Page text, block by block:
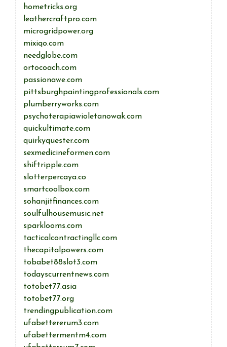
hometricks.org
leathercraftpro.com
microgridpower.org
mixiqo.com
needglobe.com
ortocoach.com
passionawe.com
pittsburghpaintingprofessionals.com
plumberryworks.com
psychoterapiawioletanowak.com
quickultimate.com
quirkyquester.com
sexmedicineformen.com
shiftripple.com
slotterpercaya.co
smartcoolbox.com
sohanjitfinances.com
soulfulhousemusic.net
sparklooms.com
tacticalcontractingllc.com
thecapitalpowers.com
tobabet88slot3.com
todayscurrentnews.com
totobet77.asia
totobet77.org
trendingpublication.com
ufabettererum3.com
ufabettermentm4.com